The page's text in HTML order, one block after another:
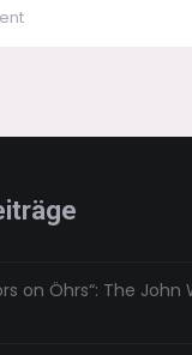
on
Minimalen
on Öhrs“: The John